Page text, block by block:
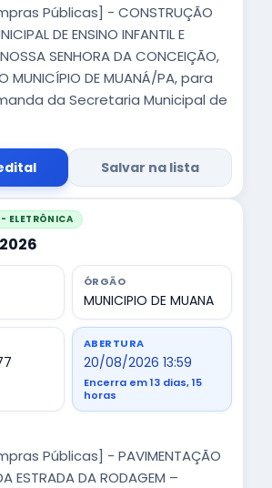
Públicas] - CONSTRUÇÃO
DE ENSINO INFANTIL E
SENHORA DA CONCEIÇÃO,
MUNICÍPIO DE MUANÁ/PA, para
da Secretaria Municipal de
Salvar na lista
ELETRÔNICA
ÓRGÃO
MUNICIPIO DE MUANA
ABERTURA
20/08/2026 13:59
Encerra em 13 dias, 15
horas
Públicas] - PAVIMENTAÇÃO
ESTRADA DA RODAGEM –